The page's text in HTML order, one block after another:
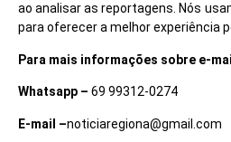
ao analisar as reportagens. Nós
para oferecer a melhor experiência
Para mais informações sobre e-mail
Whatsapp – 69 99312-0274
E-mail –noticiaregiona@gmail.com